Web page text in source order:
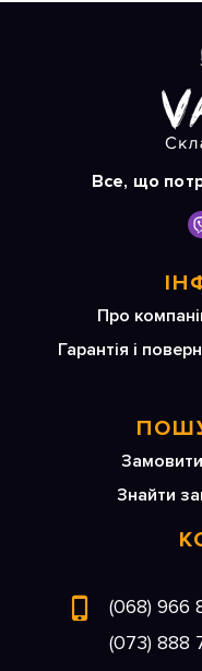
Все, що
Про
Гарантія і
Замовити
Знайти
(068) 966
(073) 888